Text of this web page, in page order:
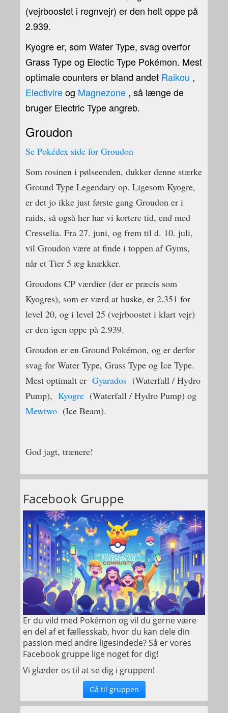
(vejrboostet i regnvejr) er den helt oppe på
2.939.
Kyogre er, som Water Type, svag overfor
Grass Type og Electic Type Pokémon. Mest
optimale counters er bland andet Raikou ,
Electivireog Magnezone , så længe de
bruger Electric Type angreb.
Groudon
Se Pokédex side for Groudon
Som rosinen i pølseenden, dukker denne stærke
Ground Type Legendary op. Ligesom Kyogre,
er det jo ikke just første gang Groudon er i
raids, så også her har vi kortere tid, end med
Cresselia. Fra 27. juni, og frem til d. 10. juli,
vil Groudon være at finde i toppen af Gyms,
når et Tier 5 æg knækker.
Groudons CP værdier (der er præcis som
Kyogres), som er værd at huske, er 2.351 for
level 20, og i level 25 (vejrboostet i klart vejr)
er den igen oppe på 2.939.
Groudon er en Ground Pokémon, og er derfor
svag for Water Type, Grass Type og Ice Type.
Mest optimalt er Gyarados (Waterfall / Hydro
Pump), Kyogre (Waterfall / Hydro Pump) og
Mewtwo (Ice Beam).
God jagt, trænere!
Facebook Gruppe
Er du vild med Pokémon og vil du gerne være
en del af et fællesskab, hvor du kan dele din
passion med andre ligesindede? Så er vores
Facebook gruppe lige noget for dig!
Vi glæder os til at se dig i gruppen!
Gå til gruppen